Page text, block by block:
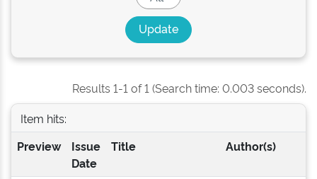
Results 1-1 of 1 (Search time: 0.003 seconds).
Item hits:
Preview
Issue
Date
Title Author(s)